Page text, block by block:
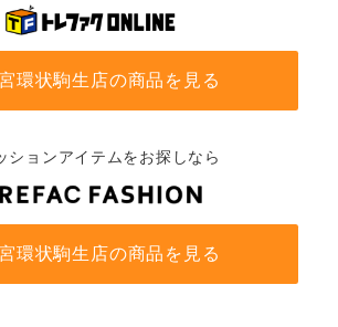
環状駒生店の商品を見る
ションアイテムをお探しなら
環状駒生店の商品を見る